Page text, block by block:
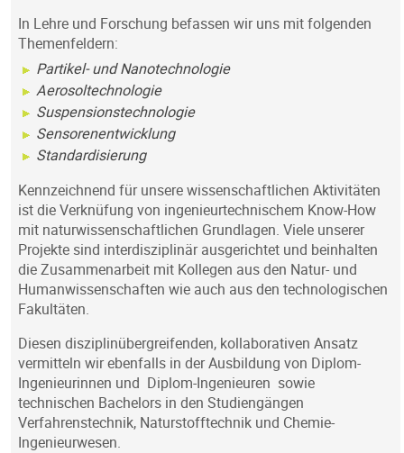
In Lehre und Forschung befassen wir uns mit folgenden
Themenfeldern:
Partikel- und Nanotechnologie
Aerosoltechnologie
Suspensionstechnologie
Sensorenentwicklung
Standardisierung
Kennzeichnend für unsere wissenschaftlichen Aktivitäten
ist die Verknüfung von ingenieurtechnischem Know-How
mit naturwissenschaftlichen Grundlagen. Viele unserer
Projekte sind interdisziplinär ausgerichtet und beinhalten
die Zusammenarbeit mit Kollegen aus den Natur- und
Humanwissenschaften wie auch aus den technologischen
Fakultäten.
Diesen disziplinübergreifenden, kollaborativen Ansatz
vermitteln wir ebenfalls in der Ausbildung von Diplom-
Ingenieurinnen und Diplom-Ingenieuren sowie
technischen Bachelors in den Studiengängen
Verfahrenstechnik, Naturstofftechnik und Chemie-
Ingenieurwesen.